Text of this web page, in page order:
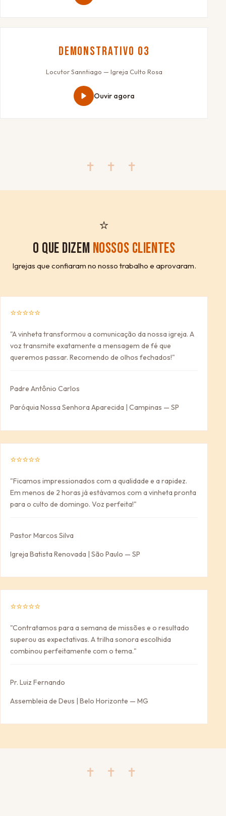
Demonstrativo 03
Locutor Sanntiago — Igreja Culto Rosa
Ouvir agora
✝ ✝ ✝
⭐
O QUE DIZEM NOSSOS CLIENTES
Igrejas que confiaram no nosso trabalho e aprovaram.
⭐⭐⭐⭐⭐
"A vinheta transformou a comunicação da nossa igreja. A
voz transmite exatamente a mensagem de fé que
queremos passar. Recomendo de olhos fechados!"
Padre Antônio Carlos
Paróquia Nossa Senhora Aparecida | Campinas — SP
⭐⭐⭐⭐⭐
"Ficamos impressionados com a qualidade e a rapidez.
Em menos de 2 horas já estávamos com a vinheta pronta
para o culto de domingo. Voz perfeita!"
Pastor Marcos Silva
Igreja Batista Renovada | São Paulo — SP
⭐⭐⭐⭐⭐
"Contratamos para a semana de missões e o resultado
superou as expectativas. A trilha sonora escolhida
combinou perfeitamente com o tema."
Pr. Luiz Fernando
Assembleia de Deus | Belo Horizonte — MG
✝ ✝ ✝